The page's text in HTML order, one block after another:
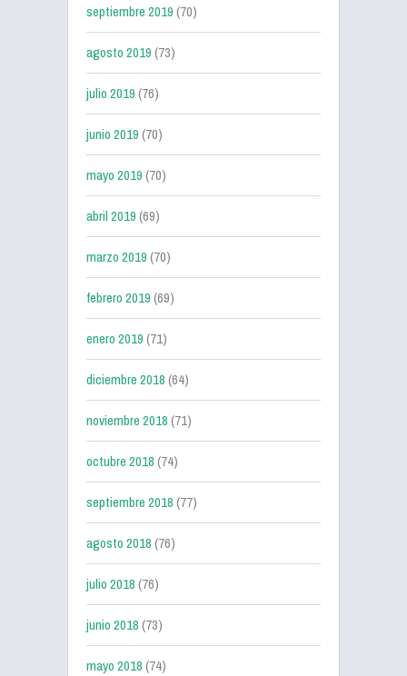
septiembre 2019(70)
agosto 2019(73)
julio 2019(76)
junio 2019(70)
mayo 2019(70)
abril 2019(69)
marzo 2019(70)
febrero 2019(69)
enero 2019(71)
diciembre 2018(64)
noviembre 2018(71)
octubre 2018(74)
septiembre 2018(77)
agosto 2018(76)
julio 2018(76)
junio 2018(73)
mayo 2018(74)